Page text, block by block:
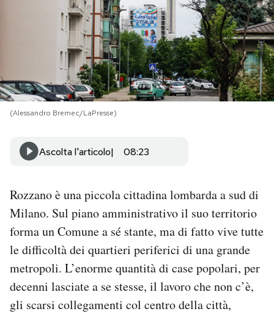
PODCAST
NEWSLETTER
I MIEI PREFERITI
AREA PERSONALE
Area Personale
Newsletter
Notifiche mobile
Regala il Post
Hai bisogno di aiuto?
(Alessandro Bremec/LaPresse)
Ascolta l'articolo 08:23
Rozzano è una piccola cittadina lombarda a sud di
Milano. Sul piano amministrativo il suo territorio
forma un Comune a sé stante, ma di fatto vive tutte
le difficoltà dei quartieri periferici di una grande
metropoli. L’enorme quantità di case popolari, per
decenni lasciate a se stesse, il lavoro che non c’è,
gli scarsi collegamenti col centro della città,